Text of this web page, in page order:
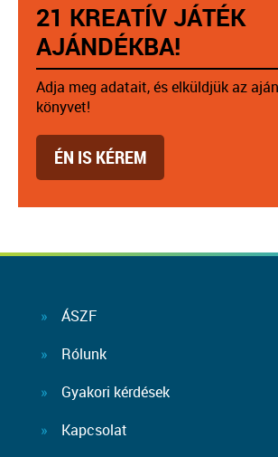
21 KREATÍV JÁTÉK
AJÁNDÉKBA!
Adja meg adatait, és elküldjük az
könyvet!
ÉN IS KÉREM
ÁSZF
Rólunk
Gyakori kérdések
Kapcsolat